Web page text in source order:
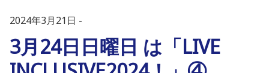
2024年3月21日
3月24日日曜日 は「LIVE